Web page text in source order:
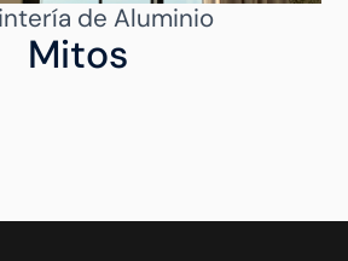
de Aluminio
Mitos